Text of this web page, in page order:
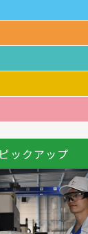
ックアップ